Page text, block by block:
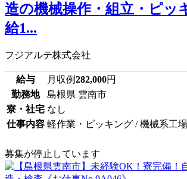
造の機械操作・組立・ピッ
給1...
フジアルテ株式会社
給与 月収例282,000円
勤務地
島根県 雲南市
寮・社宅 なし
仕事内容 軽作業・ピッキング / 機械系工
募集が停止しています